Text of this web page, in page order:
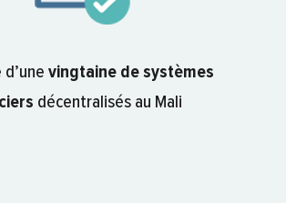
vingtaine de systèmes
décentralisés au Mali